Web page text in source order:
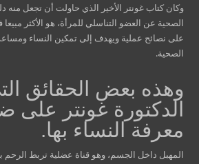
وكان كتاب غونتر الأخير الذي حاولت أن تجعل منه
الصحية عن العضو التناسلي للمرأة، هو الأكثر
على نصائح عملية ويهدف إلى تمكين النساء
الصحية.
وهذه بعض الحقائق
الدكتورة غونتر على
معرفة النساء بها.
المهبل داخل الجسم، وهو قناة عضلية تربط الرحم